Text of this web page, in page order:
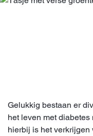
Gelukkig bestaan er
het leven met
hierbij is het